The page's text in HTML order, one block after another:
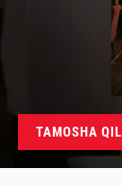
TAMOSHA